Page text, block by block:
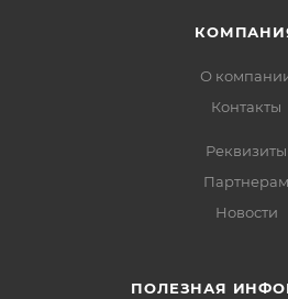
О
Контакты
Реквизиты
Партнерам
Новости
ПОЛЕЗНАЯ